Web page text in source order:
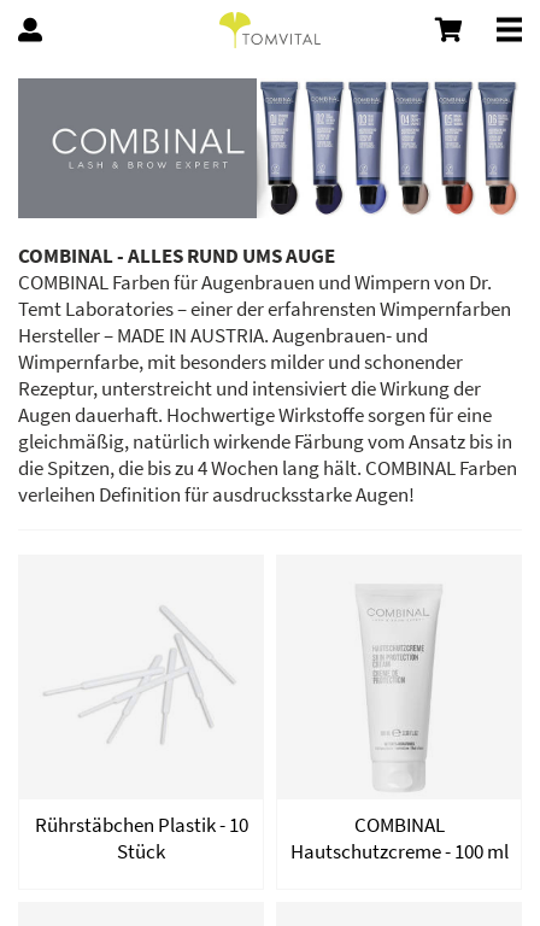
COMBINAL - ALLES RUND UMS AUGE
COMBINAL Farben für Augenbrauen und Wimpern von Dr.
Temt Laboratories – einer der erfahrensten Wimpernfarben
Hersteller – MADE IN AUSTRIA. Augenbrauen- und
Wimpernfarbe, mit besonders milder und schonender
Rezeptur, unterstreicht und intensiviert die Wirkung der
Augen dauerhaft. Hochwertige Wirkstoffe sorgen für eine
gleichmäßig, natürlich wirkende Färbung vom Ansatz bis in
die Spitzen, die bis zu 4 Wochen lang hält. COMBINAL Farben
verleihen Definition für ausdrucksstarke Augen!
Rührstäbchen Plastik - 10
Stück
COMBINAL
Hautschutzcreme - 100 ml